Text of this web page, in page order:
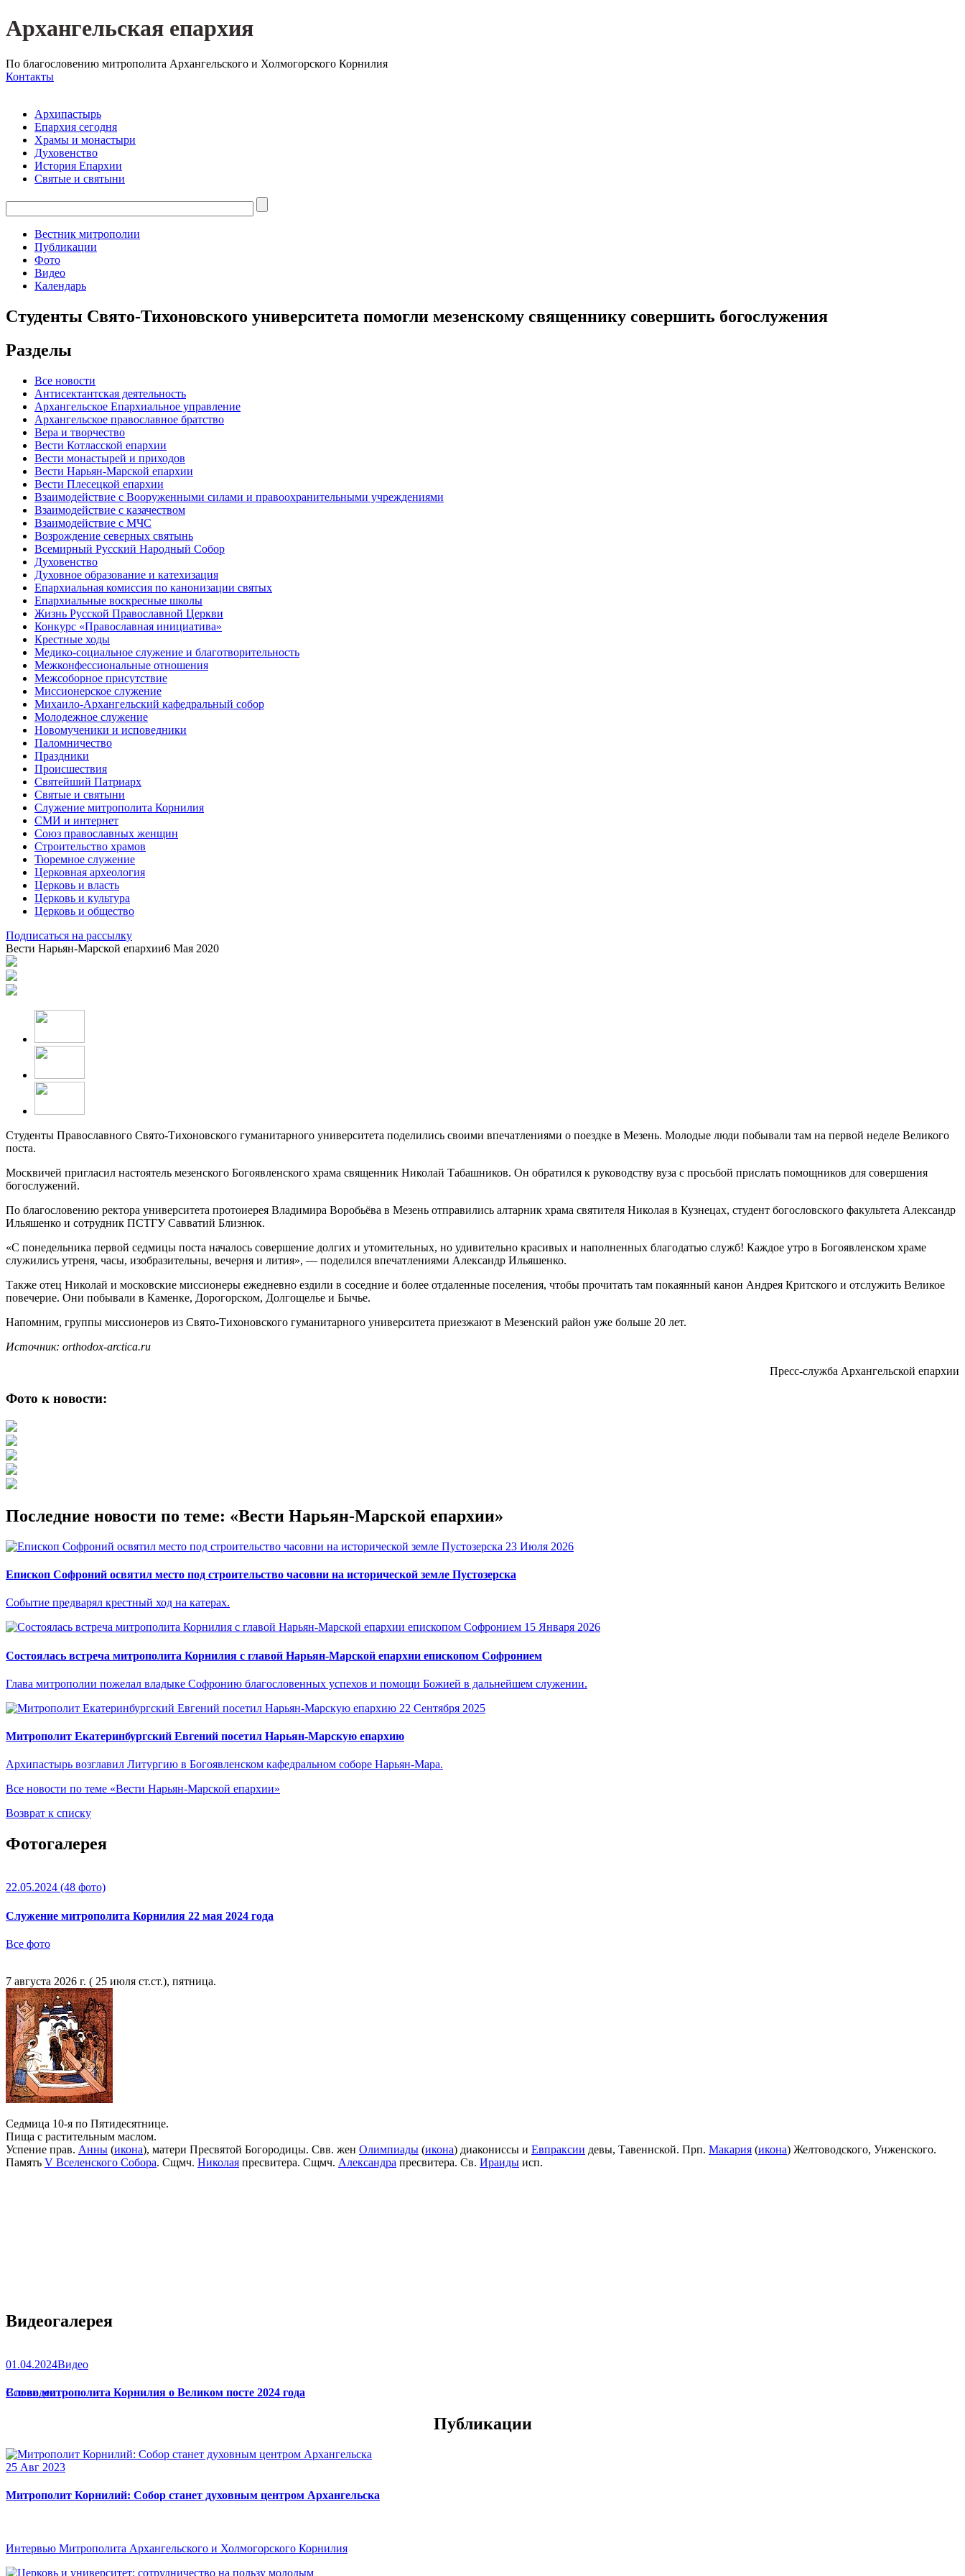
Архангельская епархия
По благословению митрополита Архангельского и Холмогорского Корнилия
Контакты
Архипастырь
Епархия сегодня
Храмы и монастыри
Духовенство
История Епархии
Святые и святыни
Вестник митрополии
Публикации
Фото
Видео
Календарь
Студенты Свято-Тихоновского университета помогли мезенскому священнику совершить богослужения
Разделы
Все новости
Антисектантская деятельность
Архангельское Епархиальное управление
Архангельское православное братство
Вера и творчество
Вести Котласской епархии
Вести монастырей и приходов
Вести Нарьян-Марской епархии
Вести Плесецкой епархии
Взаимодействие с Вооруженными силами и правоохранительными учреждениями
Взаимодействие с казачеством
Взаимодействие с МЧС
Возрождение северных святынь
Всемирный Русский Народный Собор
Духовенство
Духовное образование и катехизация
Епархиальная комиссия по канонизации святых
Епархиальные воскресные школы
Жизнь Русской Православной Церкви
Конкурс «Православная инициатива»
Крестные ходы
Медико-социальное служение и благотворительность
Межконфессиональные отношения
Межсоборное присутствие
Миссионерское служение
Михаило-Архангельский кафедральный собор
Молодежное служение
Новомученики и исповедники
Паломничество
Праздники
Происшествия
Святейший Патриарх
Святые и святыни
Служение митрополита Корнилия
СМИ и интернет
Союз православных женщин
Строительство храмов
Тюремное служение
Церковная археология
Церковь и власть
Церковь и культура
Церковь и общество
Подписаться на рассылку
Вести Нарьян-Марской епархии6 Мая 2020
Студенты Православного Свято-Тихоновского гуманитарного университета поделились своими впечатлениями о поездке в Мезень. Молодые люди побывали там на первой неделе Великого
поста.
Москвичей пригласил настоятель мезенского Богоявленского храма священник Николай Табашников. Он обратился к руководству вуза с просьбой прислать помощников для совершения
богослужений.
По благословению ректора университета протоиерея Владимира Воробьёва в Мезень отправились алтарник храма святителя Николая в Кузнецах, студент богословского факультета Александр
Ильяшенко и сотрудник ПСТГУ Савватий Близнюк.
«С понедельника первой седмицы поста началось совершение долгих и утомительных, но удивительно красивых и наполненных благодатью служб! Каждое утро в Богоявленском храме
служились утреня, часы, изобразительны, вечерня и лития», — поделился впечатлениями Александр Ильяшенко.
Также отец Николай и московские миссионеры ежедневно ездили в соседние и более отдаленные поселения, чтобы прочитать там покаянный канон Андрея Критского и отслужить Великое
повечерие. Они побывали в Каменке, Дорогорском, Долгощелье и Бычье.
Напомним, группы миссионеров из Свято-Тихоновского гуманитарного университета приезжают в Мезенский район уже больше 20 лет.
Источник: orthodox-arctica.ru
Пресс-служба Архангельской епархии
Фото к новости:
Последние новости по теме: «Вести Нарьян-Марской епархии»
23 Июля 2026
Епископ Софроний освятил место под строительство часовни на исторической земле Пустозерска
Событие предварял крестный ход на катерах.
15 Января 2026
Состоялась встреча митрополита Корнилия с главой Нарьян-Марской епархии епископом Софронием
Глава митрополии пожелал владыке Софронию благословенных успехов и помощи Божией в дальнейшем служении.
22 Сентября 2025
Митрополит Екатеринбургский Евгений посетил Нарьян-Марскую епархию
Архипастырь возглавил Литургию в Богоявленском кафедральном соборе Нарьян-Мара.
Все новости по теме «Вести Нарьян-Марской епархии»
Возврат к списку
Фотогалерея
22.05.2024 (48 фото)
Служение митрополита Корнилия 22 мая 2024 года
Все фото
7 августа 2026 г. ( 25 июля ст.ст.), пятница.
Седмица 10-я по Пятидесятнице.
Пища с растительным маслом.
Успение прав. Анны (икона), матери Пресвятой Богородицы. Свв. жен Олимпиады (икона) диакониссы и Евпраксии девы, Тавеннской. Прп. Макария (икона) Желтоводского, Унженского.
Память V Вселенского Собора. Сщмч. Николая пресвитера. Сщмч. Александра пресвитера. Св. Ираиды исп.
Видеогалерея
01.04.2024Видео
Слово митрополита Корнилия о Великом посте 2024 года
Все видео
Публикации
25 Авг 2023
Митрополит Корнилий: Собор станет духовным центром Архангельска
Интервью Митрополита Архангельского и Холмогорского Корнилия